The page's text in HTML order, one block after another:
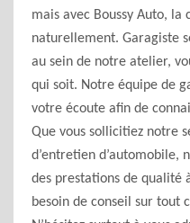
mais avec Boussy Auto, la
naturellement. Garagiste
au sein de notre atelier,
qui soit. Notre équipe de
votre écoute afin de
Que vous sollicitiez notre
d’entretien d’automobile,
des prestations de qualité
besoin de conseil sur tout